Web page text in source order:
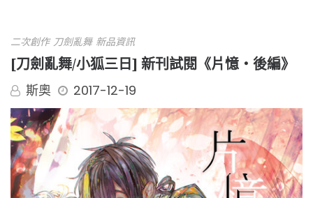
二次創作 刀劍亂舞 新品資訊
[刀劍亂舞/小狐三日] 新刊試閱《片憶・後編》
斯奧 2017-12-19